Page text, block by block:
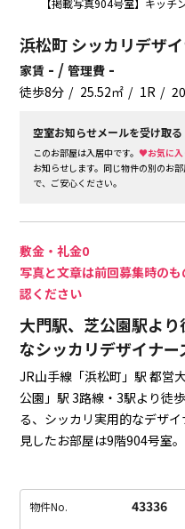
【掲載写真904号室】キッチ
浜松町 シッカリデザ
家賃 - /管理費 -
徒歩8分 25.52㎡ 1R
空室お知らせメールを受け取る
このお部屋は入居中です。♥お気に入
お知らせします。同じ物件の別のお
で、ご安心ください。
敷金・礼金0
写真と文章は前回募集時の
認ください
大門駅、芝公園駅よ
なシッカリデザイナー
JR山手線「浜松町」駅 都営
公園」駅3路線・3駅より徒
る、シッカリ実用的なデザイ
見したお部屋は9階904号室。
なんですが、玄関スペース
ローゼット&天井吊り収納と
物件No. 43336